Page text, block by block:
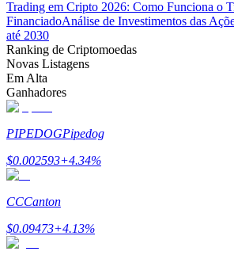
Bloqueios de BTR
Investimentos exclusivos para titulares
Empréstimos
Trading em Cripto 2026: Como Funciona o
FinanciadoAnálise de Investimentos das
até 2030
Ranking de Criptomoedas
Novas Listagens
Em Alta
Ganhadores
PIPEDOGPipedog
$0.002593+4.34%
CCCanton
$0.09473+4.13%